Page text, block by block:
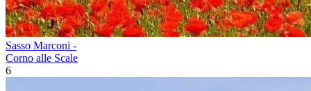
Sasso Marconi -
Corno alle Scale
6